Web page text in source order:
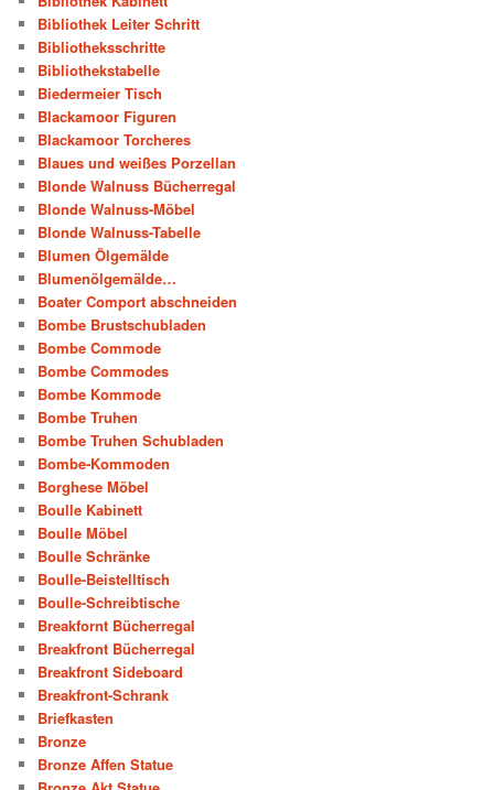
Bibliothek Leiter Schritt
Bibliotheksschritte
Bibliothekstabelle
Biedermeier Tisch
Blackamoor Figuren
Blackamoor Torcheres
Blaues und weißes Porzellan
Blonde Walnuss Bücherregal
Blonde Walnuss-Möbel
Blonde Walnuss-Tabelle
Blumen Ölgemälde
Blumenölgemälde…
Boater Comport abschneiden
Bombe Brustschubladen
Bombe Commode
Bombe Commodes
Bombe Kommode
Bombe Truhen
Bombe Truhen Schubladen
Bombe-Kommoden
Borghese Möbel
Boulle Kabinett
Boulle Möbel
Boulle Schränke
Boulle-Beistelltisch
Boulle-Schreibtische
Breakfornt Bücherregal
Breakfront Bücherregal
Breakfront Sideboard
Breakfront-Schrank
Briefkasten
Bronze
Bronze Affen Statue